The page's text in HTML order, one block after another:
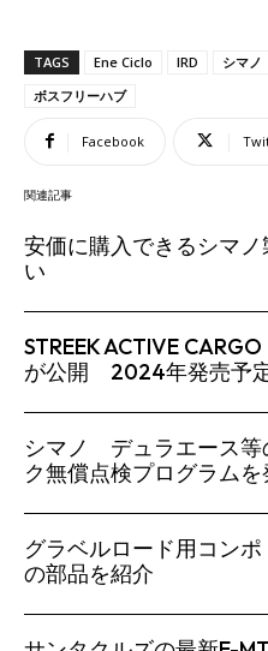
SEARCH...
TAGS Ene Ciclo IRD シマノ
ボスフリーハブ
Facebook
関連記事
安価に購入できるシマ
い
STREEK ACTIVE
が公開 2024年発売予
シマノ デュラエース等
ク無償点検プログラム
グラベルロード用コン
の部品を紹介